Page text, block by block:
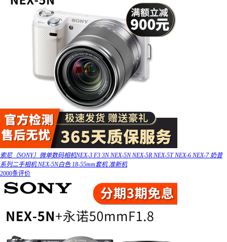
索尼（SONY）微单数码相机NEX-3 F3 3N NEX-5N NEX-5R NEX-5T NEX-6 NEX-7 奶昔
系列二手相机 NEX-5N白色 18-55mm套机 准新机
2000条评价